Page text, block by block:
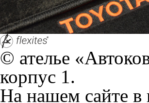
и т.д. Если Вы
согласие на
Положении по
+7 (351) 277 91 67